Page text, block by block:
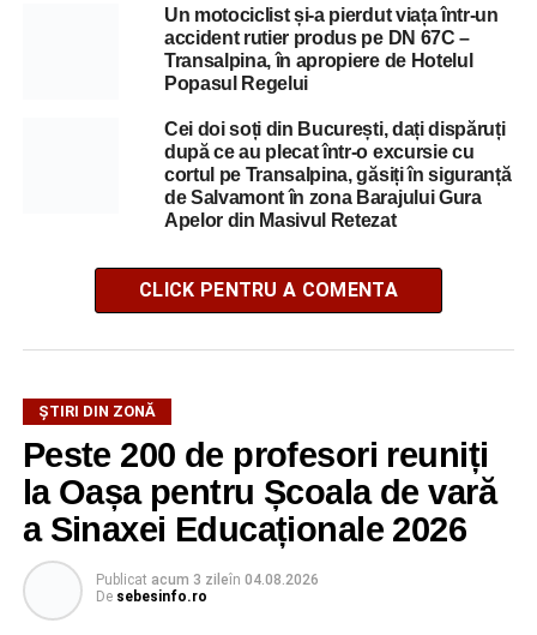
Un motociclist și-a pierdut viața într-un
accident rutier produs pe DN 67C –
Transalpina, în apropiere de Hotelul
Popasul Regelui
Cei doi soți din București, dați dispăruți
după ce au plecat într-o excursie cu
cortul pe Transalpina, găsiți în siguranță
de Salvamont în zona Barajului Gura
Apelor din Masivul Retezat
CLICK PENTRU A COMENTA
ȘTIRI DIN ZONĂ
Peste 200 de profesori reuniți
la Oașa pentru Școala de vară
a Sinaxei Educaționale 2026
Publicat acum 3 zileîn 04.08.2026
De sebesinfo.ro